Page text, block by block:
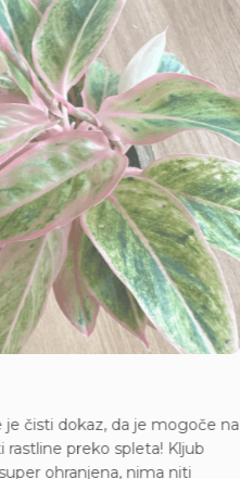
je čisti dokaz, da je mogoče na
rastline preko spleta! Kljub
ohranjena, nima niti